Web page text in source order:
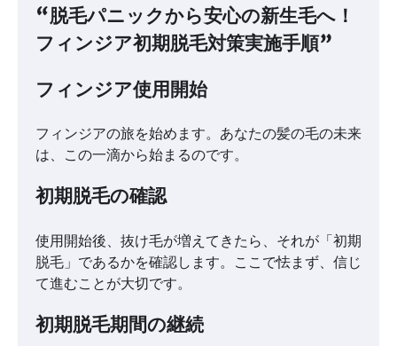
“脱毛パニックから安心の新生毛へ！
フィンジア初期脱毛対策実施手順”
フィンジア使用開始
フィンジアの旅を始めます。あなたの髪の毛の未来
は、この一滴から始まるのです。
初期脱毛の確認
使用開始後、抜け毛が増えてきたら、それが「初期
脱毛」であるかを確認します。ここで怯まず、信じ
て進むことが大切です。
初期脱毛期間の継続